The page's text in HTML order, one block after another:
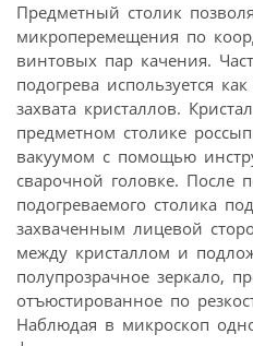
Предметный столик
микроперемещения по
винтовых пар качения.
подогрева используется
захвата кристаллов.
предметном столике
вакуумом с помощью
сварочной головке. После
подогреваемого столика
захваченным лицевой
между кристаллом и
полупрозрачное зеркало,
отъюстированное по
Наблюдая в микроскоп